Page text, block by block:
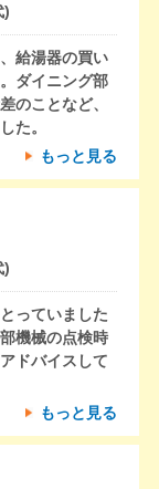
)
給湯器の買い
ダイニング部
のことなど、
た。
もっと見る
)
っていました
機械の点検時
ドバイスして
もっと見る